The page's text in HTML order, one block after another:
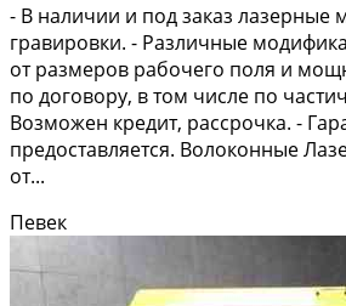
- В наличии и под заказ лазерные
гравировки. - Различные
от размеров рабочего поля и
по договору, в том числе по
Возможен кредит, рассрочка. -
предоставляется. Волоконные
от...
Певек